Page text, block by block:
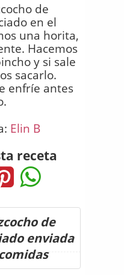
de
en el
una horita,
Hacemos
y si sale
sacarlo.
enfríe antes
Elin B
receta
de
enviada